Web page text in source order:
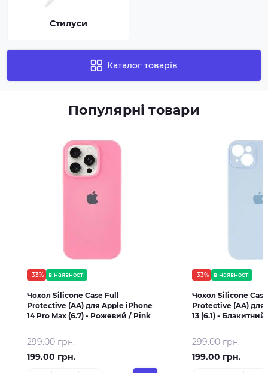
Стилуси
Каталог товарів
Популярні товари
-33% в наявності
Чохол Silicone Case Full
Protective (AA) для Apple iPhone
14 Pro Max (6.7) - Рожевий / Pink
299.00 грн.
199.00 грн.
-33% в наявності
Чохол Silicone
Protective (AA) для
13 (6.1) -
299.00 грн.
199.00 грн.